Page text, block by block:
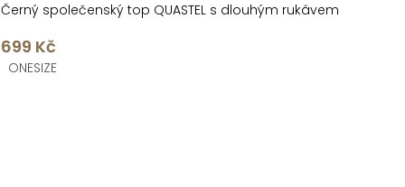
Černý společenský top QUASTEL s dlouhým rukávem
699 Kč
ONESIZE